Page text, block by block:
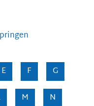
E F
G
M
N